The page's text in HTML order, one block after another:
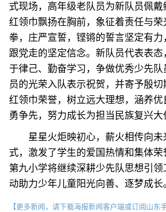
式现场，高年级老队员为新队员佩
红领巾飘扬在胸前，象征着责任与
拳，庄严宣誓，铿锵的誓言坚定有力
跟党走的坚定信念。新队员代表表
于律己、勤奋学习，争做优秀少先
员的光荣入队表示祝贺，并寄予殷
红领巾荣誉，树立远大理想，涵养
勇争先，努力成长为担当民族复兴大
星星火炬映初心，薪火相传向未
式，激发了学生的爱国热情和集体
第九小学将继续深耕少先队思想引
动助力少年儿童阳光向善、逐梦成长
【更多新闻，请下载海报新闻客户端或订阅山东